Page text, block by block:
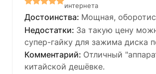
интернета
Мощная,
За такую цену
супер-гайку для зажима диска
Отличный
китайской дешёвке.